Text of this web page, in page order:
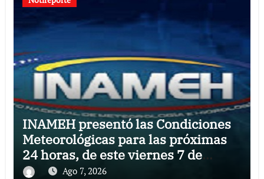
INAMEH presentó las Condiciones
Meteorológicas para las próximas
24 horas, de este viernes 7 de
agosto 2026
Ago 7, 2026